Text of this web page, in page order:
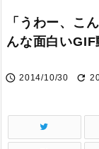
「うわー、こ
んな面白いGIF
 2014/10/30 